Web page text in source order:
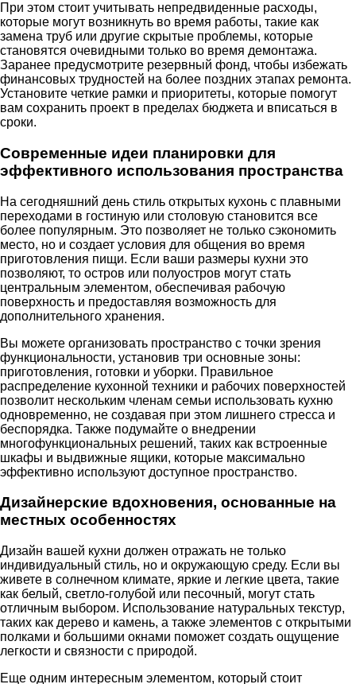
При этом стоит учитывать непредвиденные расходы,
которые могут возникнуть во время работы, такие как
замена труб или другие скрытые проблемы, которые
становятся очевидными только во время демонтажа.
Заранее предусмотрите резервный фонд, чтобы избежать
финансовых трудностей на более поздних этапах ремонта.
Установите четкие рамки и приоритеты, которые помогут
вам сохранить проект в пределах бюджета и вписаться в
сроки.
Современные идеи планировки для
эффективного использования пространства
На сегодняшний день стиль открытых кухонь с плавными
переходами в гостиную или столовую становится все
более популярным. Это позволяет не только сэкономить
место, но и создает условия для общения во время
приготовления пищи. Если ваши размеры кухни это
позволяют, то остров или полуостров могут стать
центральным элементом, обеспечивая рабочую
поверхность и предоставляя возможность для
дополнительного хранения.
Вы можете организовать пространство с точки зрения
функциональности, установив три основные зоны:
приготовления, готовки и уборки. Правильное
распределение кухонной техники и рабочих поверхностей
позволит нескольким членам семьи использовать кухню
одновременно, не создавая при этом лишнего стресса и
беспорядка. Также подумайте о внедрении
многофункциональных решений, таких как встроенные
шкафы и выдвижные ящики, которые максимально
эффективно используют доступное пространство.
Дизайнерские вдохновения, основанные на
местных особенностях
Дизайн вашей кухни должен отражать не только
индивидуальный стиль, но и окружающую среду. Если вы
живете в солнечном климате, яркие и легкие цвета, такие
как белый, светло-голубой или песочный, могут стать
отличным выбором. Использование натуральных текстур,
таких как дерево и камень, а также элементов с открытыми
полками и большими окнами поможет создать ощущение
легкости и связности с природой.
Еще одним интересным элементом, который стоит